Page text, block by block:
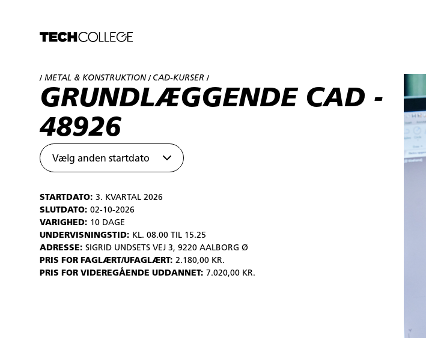
/ METAL & KONSTRUKTION/ CAD-KURSER /
GRUNDLÆGGENDE CAD -
48926
Vælg anden startdato
STARTDATO: 3. KVARTAL 2026
SLUTDATO: 02-10-2026
VARIGHED: 10 DAGE
UNDERVISNINGSTID: KL. 08.00 TIL 15.25
ADRESSE: SIGRID UNDSETS VEJ 3, 9220 AALBORG Ø
PRIS FOR FAGLÆRT/UFAGLÆRT: 2.180,00 KR.
PRIS FOR VIDEREGÅENDE UDDANNET: 7.020,00 KR.